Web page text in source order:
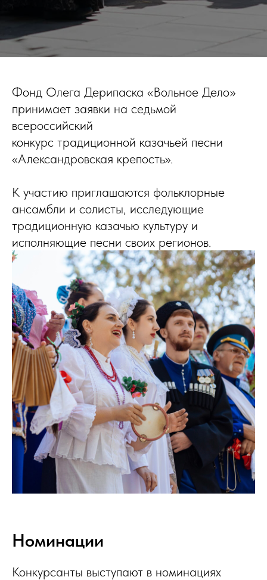
Фонд Олега Дерипаска «Вольное Дело»
принимает заявки на седьмой
всероссийский
конкурс традиционной казачьей песни
«Александровская крепость».
К участию приглашаются фольклорные
ансамбли и солисты, исследующие
традиционную казачью культуру и
исполняющие песни своих регионов.
Номинации
Конкурсанты выступают в номинациях